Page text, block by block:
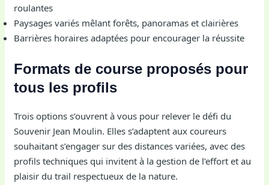
roulantes
Paysages variés mêlant forêts, panoramas et clairières
Barrières horaires adaptées pour encourager la réussite
Formats de course proposés pour
tous les profils
Trois options s’ouvrent à vous pour relever le défi du
Souvenir Jean Moulin. Elles s’adaptent aux coureurs
souhaitant s’engager sur des distances variées, avec des
profils techniques qui invitent à la gestion de l’effort et au
plaisir du trail respectueux de la nature.